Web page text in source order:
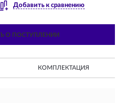
Добавить к сравнению
О ПОСТУПЛЕНИИ
КОМПЛЕКТАЦИЯ